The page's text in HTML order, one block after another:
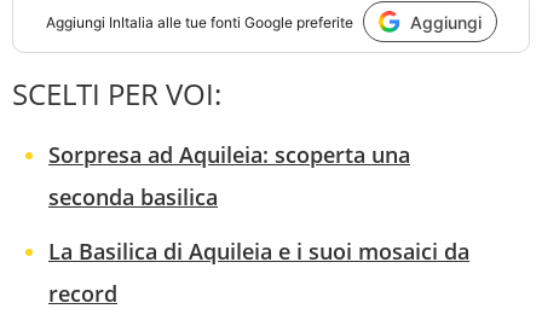
Aggiungi InItalia alle tue fonti Google preferite Aggiungi
SCELTI PER VOI:
Sorpresa ad Aquileia: scoperta una
seconda basilica
La Basilica di Aquileia e i suoi mosaici da
record